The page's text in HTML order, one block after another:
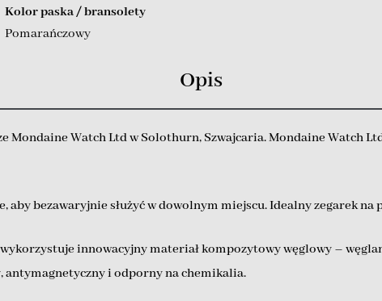
Kolor paska / bransolety
Pomarańczowy
Opis
Watch Ltd w Solothurn, Szwajcaria. Mondaine Watch
aby bezawaryjnie służyć w dowolnym miejscu. Idealny zegarek
wykorzystuje innowacyjny materiał kompozytowy węglowy –
i odporny na chemikalia.